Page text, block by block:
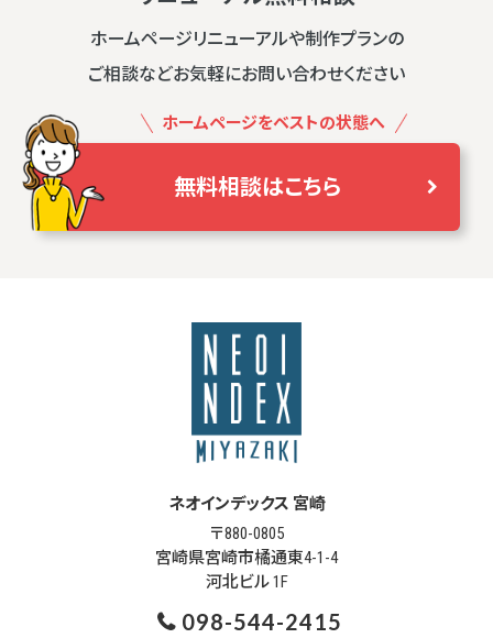
ホームページリニューアルや制作プランの
ご相談などお気軽にお問い合わせください
ホームページをベストの状態へ
無料相談はこちら
ネオインデックス 宮崎
〒880-0805
宮崎県宮崎市橘通東4-1-4
河北ビル 1F
098-544-2415